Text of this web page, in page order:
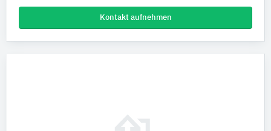
Kontakt aufnehmen